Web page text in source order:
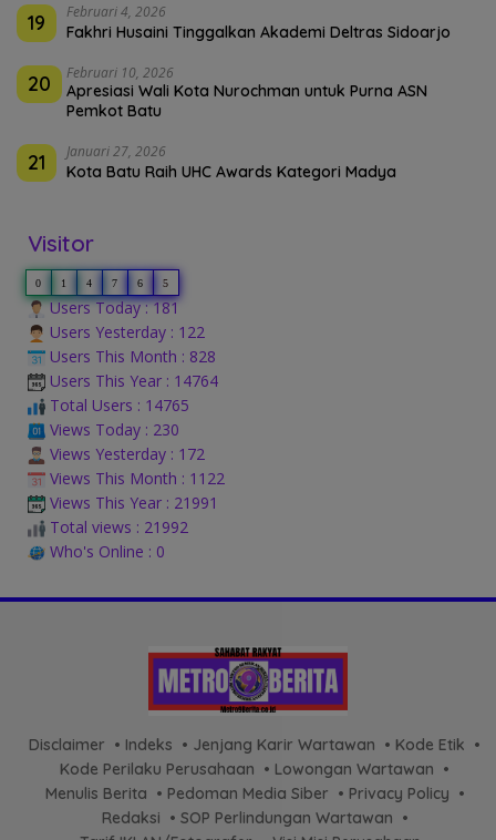
19 Februari 4, 2026
Fakhri Husaini Tinggalkan Akademi Deltras Sidoarjo
20 Februari 10, 2026
Apresiasi Wali Kota Nurochman untuk Purna ASN
Pemkot Batu
21 Januari 27, 2026
Kota Batu Raih UHC Awards Kategori Madya
Visitor
0 1 4 7 6 5
Users Today : 181
Users Yesterday : 122
Users This Month : 828
Users This Year : 14764
Total Users : 14765
Views Today : 230
Views Yesterday : 172
Views This Month : 1122
Views This Year : 21991
Total views : 21992
Who's Online : 0
Disclaimer Indeks Jenjang Karir Wartawan
Kode Etik
Kode Perilaku Perusahaan
Lowongan Wartawan
Menulis Berita
Pedoman Media Siber
Privacy Policy
Redaksi
SOP Perlindungan Wartawan